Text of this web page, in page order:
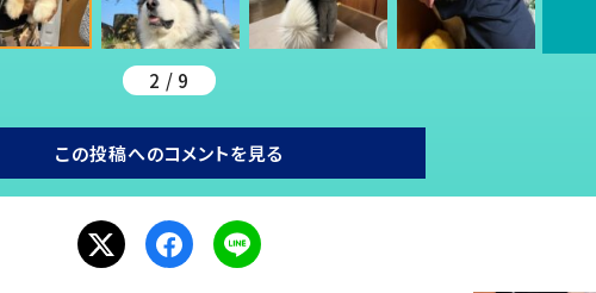
2 / 9
この投稿へのコメントを見る